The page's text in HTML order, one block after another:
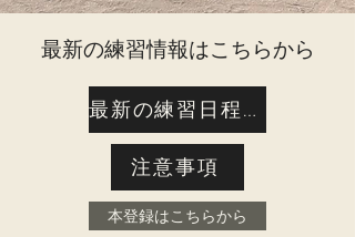
​最新の練習情報はこちらから
最新の練習日程はこちら
注意事項
本登録はこちらから